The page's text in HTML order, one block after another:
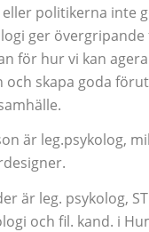
politikerna inte
ger
för hur vi kan
och skapa goda
är leg.psykolog,
är leg. psykolog,
och fil. kand. i